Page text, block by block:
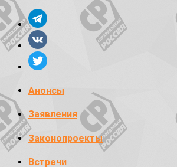
Анонсы
Заявления
Законопроекты
Встречи